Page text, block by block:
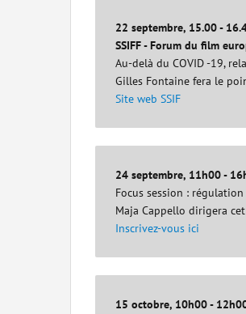
22 septembre, 15.00 -
SSIFF - Forum du film
Au-delà du COVID -19,
Gilles Fontaine fera le
Site web SSIF
24 septembre, 11h00 -
Focus session :
Maja Cappello dirigera
Inscrivez-vous ici
15 octobre, 10h00 -